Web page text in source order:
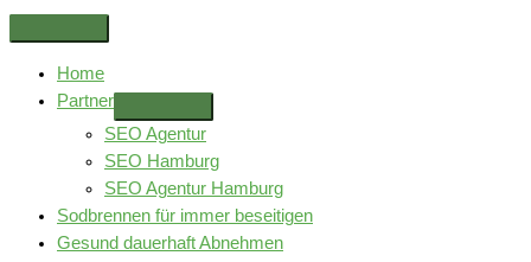
Zum
Inhalt
springen
Above
Header
Home
Partner
SEO Agentur
SEO Hamburg
SEO Agentur Hamburg
Sodbrennen für immer beseitigen
Gesund dauerhaft Abnehmen